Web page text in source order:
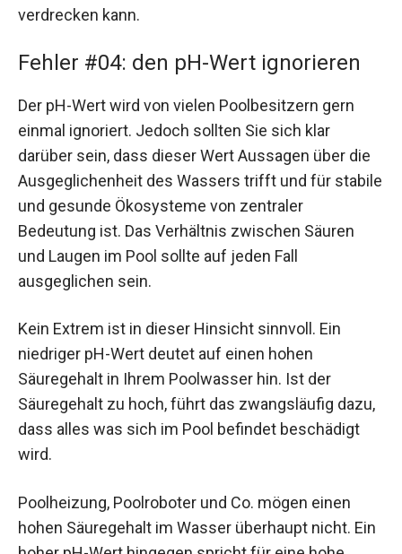
verdrecken kann.
Fehler #04: den pH-Wert ignorieren
Der pH-Wert wird von vielen Poolbesitzern gern
einmal ignoriert. Jedoch sollten Sie sich klar
darüber sein, dass dieser Wert Aussagen über die
Ausgeglichenheit des Wassers trifft und für stabile
und gesunde Ökosysteme von zentraler
Bedeutung ist. Das Verhältnis zwischen Säuren
und Laugen im Pool sollte auf jeden Fall
ausgeglichen sein.
Kein Extrem ist in dieser Hinsicht sinnvoll. Ein
niedriger pH-Wert deutet auf einen hohen
Säuregehalt in Ihrem Poolwasser hin. Ist der
Säuregehalt zu hoch, führt das zwangsläufig dazu,
dass alles was sich im Pool befindet beschädigt
wird.
Poolheizung, Poolroboter und Co. mögen einen
hohen Säuregehalt im Wasser überhaupt nicht. Ein